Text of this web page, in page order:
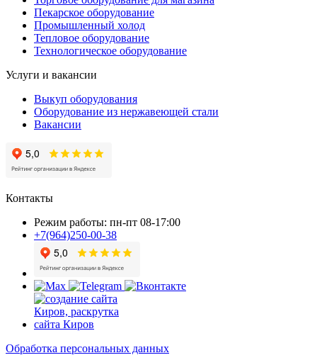
Пекарское оборудование
Промышленный холод
Тепловое оборудование
Технологическое оборудование
Услуги и вакансии
Выкуп оборудования
Оборудование из нержавеющей стали
Вакансии
Контакты
Режим работы: пн-пт 08-17:00
+7(964)250-00-38
Обработка персональных данных